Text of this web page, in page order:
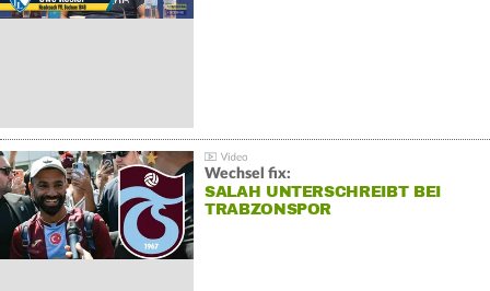
Wechsel fix:
SALAH UNTERSCHREIBT BEI
TRABZONSPOR